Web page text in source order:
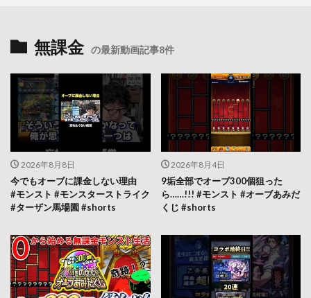
無課金 の最新動画記事8件
2026年8月8日
今でもオーブに課金しない理由
#モンスト #モンスターストライク
#ターザン馬場園 #shorts
2026年8月4日
9垢全部でオーブ300個狙った
ら……!!! #モンスト #オーブあみだ
くじ #shorts